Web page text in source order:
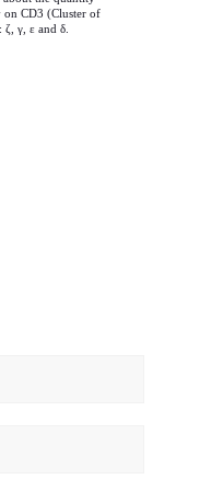
on CD3 (Cluster of
γ, ε and δ.